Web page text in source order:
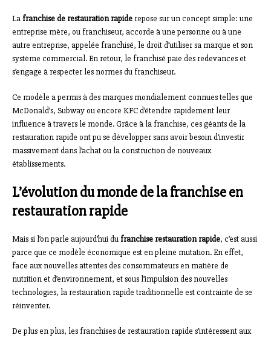
La franchise de restauration rapide repose sur un concept simple: une
entreprise mère, ou franchiseur, accorde à une personne ou à une
autre entreprise, appelée franchisé, le droit d’utiliser sa marque et son
système commercial. En retour, le franchisé paie des redevances et
s’engage à respecter les normes du franchiseur.
Ce modèle a permis à des marques mondialement connues telles que
McDonald’s, Subway ou encore KFC d’étendre rapidement leur
influence à travers le monde. Grâce à la franchise, ces géants de la
restauration rapide ont pu se développer sans avoir besoin d’investir
massivement dans l’achat ou la construction de nouveaux
établissements.
L’évolution du monde de la franchise en
restauration rapide
Mais si l’on parle aujourd’hui du franchise restauration rapide, c’est aussi
parce que ce modèle économique est en pleine mutation. En effet,
face aux nouvelles attentes des consommateurs en matière de
nutrition et d’environnement, et sous l’impulsion des nouvelles
technologies, la restauration rapide traditionnelle est contrainte de se
réinventer.
De plus en plus, les franchises de restauration rapide s’intéressent aux